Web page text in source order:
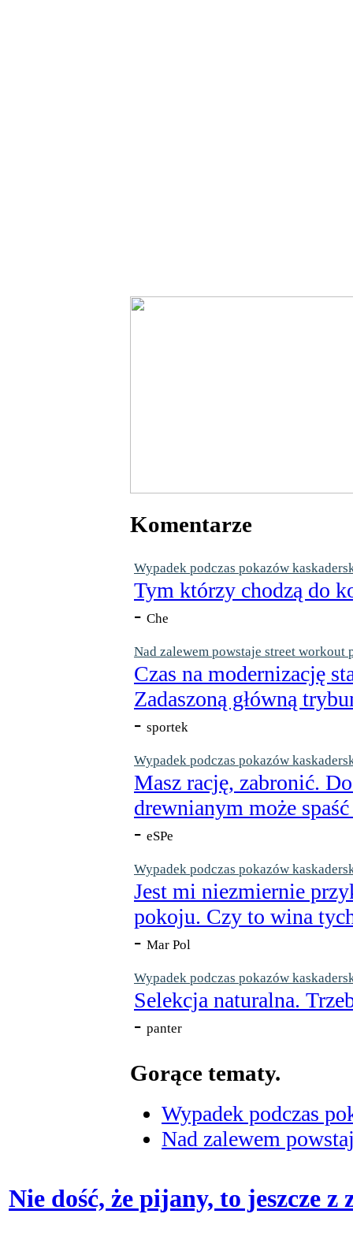
Komentarze
Wypadek podczas pokazów
Tym którzy chodzą do
- Che
Nad zalewem powstaje street workout
Czas na modernizację
Zadaszoną główną
- sportek
Wypadek podczas pokazów
Masz rację, zabronić.
drewnianym może
- eSPe
Wypadek podczas pokazów
Jest mi niezmiernie
pokoju. Czy to wina
- Mar Pol
Wypadek podczas pokazów
Selekcja naturalna.
- panter
Gorące tematy.
Wypadek podczas
Nad zalewem
Nie dość, że pijany, to jeszcze